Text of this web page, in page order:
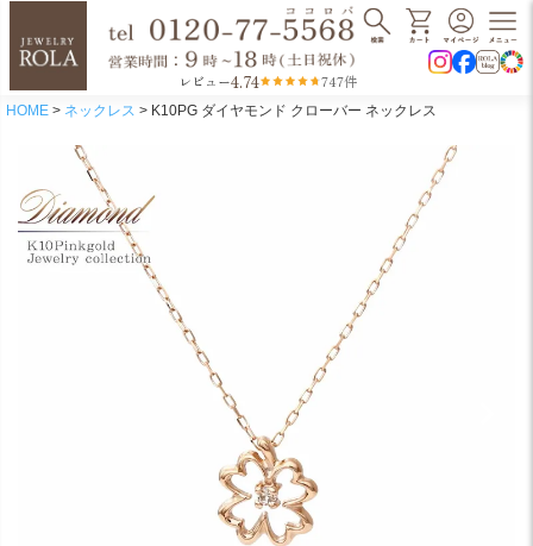
レビュー4.74 747件
HOME ネックレス K10PG ダイヤモンド クローバー ネックレス